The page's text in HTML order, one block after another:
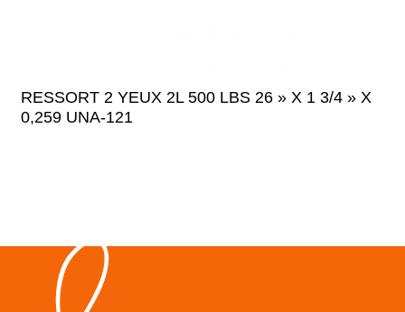
RESSORT 2 YEUX 2L 500 LBS 26 » X 1 3/4 » X
0,259 UNA-121